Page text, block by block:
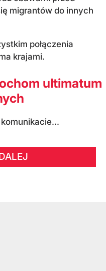
migrantów do innych
połączenia
krajami.
ultimatum